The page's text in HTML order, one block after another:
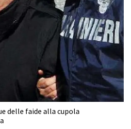
delle faide alla cupola